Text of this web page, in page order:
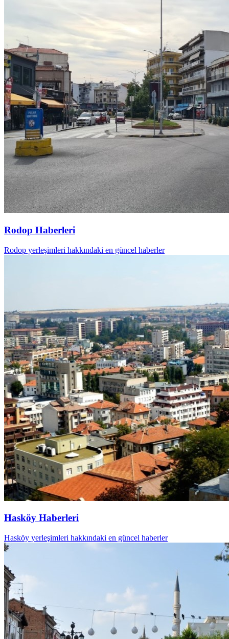
Rodop Haberleri
Rodop yerleşimleri hakkındaki en güncel haberler
Hasköy Haberleri
Hasköy yerleşimleri hakkındaki en güncel haberler